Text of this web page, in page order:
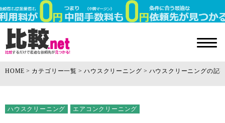
HOME カテゴリー一覧 ハウスクリーニング ハウスクリーニングの記
ハウスクリーニング エアコンクリーニング